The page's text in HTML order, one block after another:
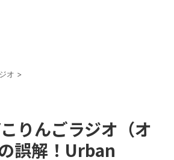
オ >
りんごラジオ（オ
誤解！Urban